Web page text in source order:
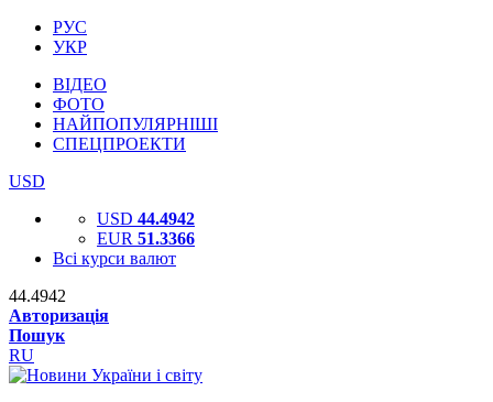
РУС
УКР
ВІДЕО
ФОТО
НАЙПОПУЛЯРНІШІ
СПЕЦПРОЕКТИ
USD
USD 44.4942
EUR 51.3366
Всі курси валют
44.4942
Авторизація
Пошук
RU